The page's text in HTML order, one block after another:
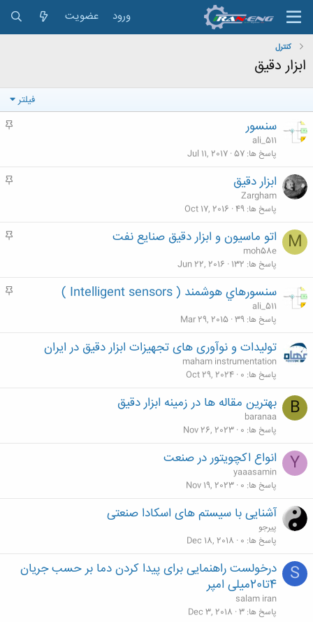
ورود عضویت
كنترل
ابزار دقیق
فیلتر
م
سنسور
ali_511
پاسخ ها 57
Jul 11, 2017
م
ابزار دقیق
Zargham
پاسخ ها 49
Oct 17, 2016
M
م
اتو ماسیون و ابزار دقیق صنایع نفت
moh58e
پاسخ ها 132
Jun 22, 2016
م
سنسورهاي هوشمند ( Intelligent sensors )
ali_511
پاسخ ها 39
Mar 29, 2015
تولیدات و نوآوری های تجهیزات ابزار دقیق در ایران
maham instrumentation
پاسخ ها 0
Oct 29, 2024
B بهترین مقاله ها در زمینه ابزار دقیق
baranaa
پاسخ ها 0
Nov 26, 2023
Y انواع اکچویتور در صنعت
yaaasamin
پاسخ ها 0
Nov 19, 2023
آشنایی با سیستم های اسکادا صنعتی
پیرجو
پاسخ ها 0
Dec 18, 2018
S
درخولست راهنمایی برای پیدا کردن دما بر حسب جریان
4تا20میلی امپر
salam iran
پاسخ ها 3
Dec 3, 2018